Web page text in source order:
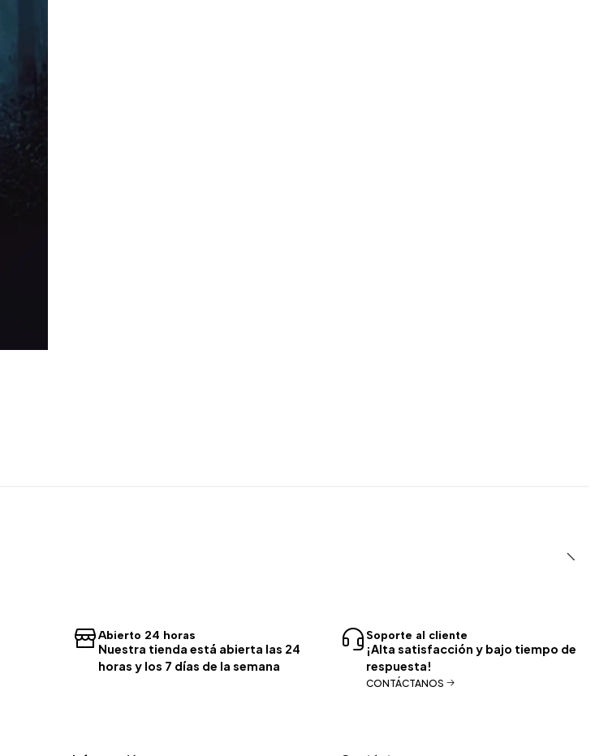
Abierto 24 horas
Nuestra tienda está abierta las 24
horas y los 7 días de la semana
Soporte al cliente
¡Alta satisfacción y bajo tiempo de
respuesta!
CONTÁCTANOS